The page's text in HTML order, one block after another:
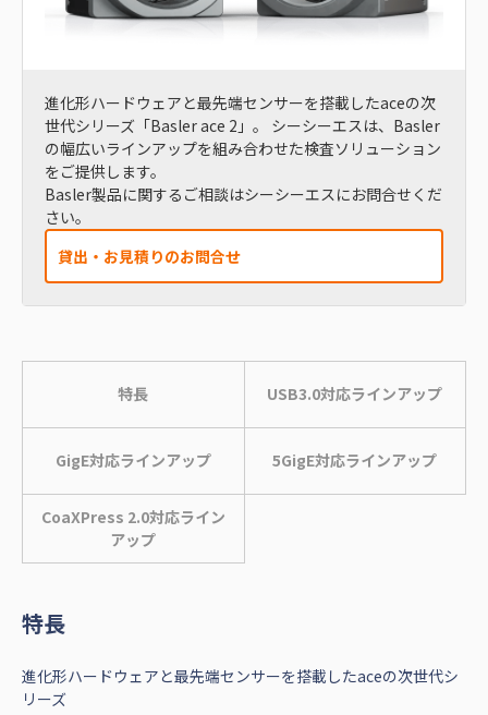
進化形ハードウェアと最先端センサーを搭載したaceの次
世代シリーズ「Basler ace 2」。 シーシーエスは、Basler
の幅広いラインアップを組み合わせた検査ソリューション
をご提供します。
Basler製品に関するご相談はシーシーエスにお問合せくだ
さい。
貸出・お見積りのお問合せ
特⻑ USB3.0対応ラインアップ
GigE対応ラインアップ 5GigE対応ラインアップ
CoaXPress 2.0対応ライン
アップ
特⻑
進化形ハードウェアと最先端センサーを搭載したaceの次世代シ
リーズ